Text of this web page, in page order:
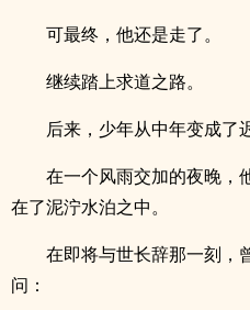
可最终，他还是走了。
继续踏上求道之路。
后来，少年从中年变成了
在一个风雨交加的夜晚，
在了泥泞水泊之中。
在即将与世长辞那一刻，
问：